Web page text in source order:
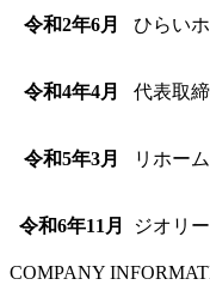
令和2年6月 ひらい
令和4年4月 代表取
令和5年3月 リホー
令和6年11月 ジオリ
COMPANY